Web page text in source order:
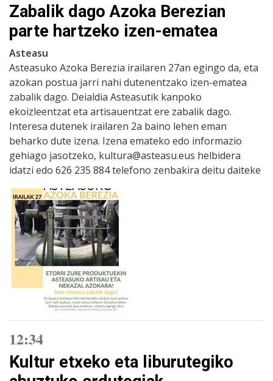
Zabalik dago Azoka Berezian
parte hartzeko izen-ematea
Asteasu
Asteasuko Azoka Berezia irailaren 27an egingo da, eta
azokan postua jarri nahi dutenentzako izen-ematea
zabalik dago. Deialdia Asteasutik kanpoko
ekoizleentzat eta artisauentzat ere zabalik dago.
Interesa dutenek irailaren 2a baino lehen eman
beharko dute izena. Izena emateko edo informazio
gehiago jasotzeko, kultura@asteasu.eus helbidera
idatzi edo 626 235 884 telefono zenbakira deitu daiteke
12:34
Kultur etxeko eta liburutegiko